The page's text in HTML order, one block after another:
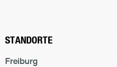
STANDORTE
Freiburg